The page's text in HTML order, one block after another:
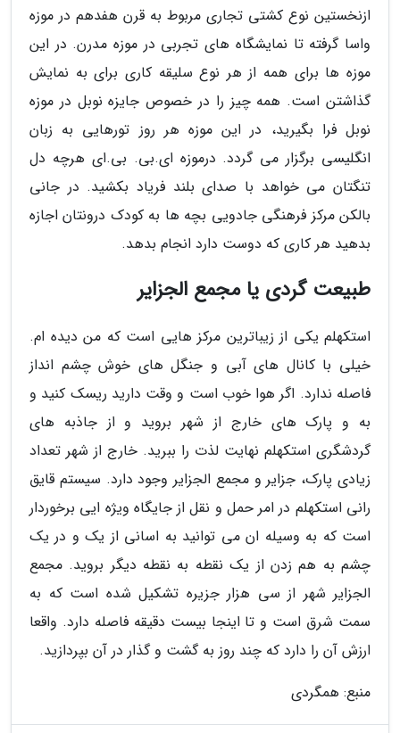
ازنخستین نوع کشتی تجاری مربوط به قرن هفدهم در موزه
واسا گرفته تا نمایشگاه های تجربی در موزه مدرن. در این
موزه ها برای همه از هر نوع سلیقه کاری برای به نمایش
گذاشتن است. همه چیز را در خصوص جایزه نوبل در موزه
نوبل فرا بگیرید، در این موزه هر روز تورهایی به زبان
انگلیسی برگزار می گردد. درموزه ای.بی. بی.ای هرچه دل
تنگتان می خواهد با صدای بلند فریاد بکشید. در جانی
بالکن مرکز فرهنگی جادویی بچه ها به کودک درونتان اجازه
بدهید هر کاری که دوست دارد انجام بدهد.
طبیعت گردی یا مجمع الجزایر
استکهلم یکی از زیباترین مرکز هایی است که من دیده ام.
خیلی با کانال های آبی و جنگل های خوش چشم انداز
فاصله ندارد. اگر هوا خوب است و وقت دارید ریسک کنید و
به و پارک های خارج از شهر بروید و از جاذبه های
گردشگری استکهلم نهایت لذت را ببرید. خارج از شهر تعداد
زیادی پارک، جزایر و مجمع الجزایر وجود دارد. سیستم قایق
رانی استکهلم در امر حمل و نقل از جایگاه ویژه ایی برخوردار
است که به وسیله ان می توانید به اسانی از یک و در یک
چشم به هم زدن از یک نقطه به نقطه دیگر بروید. مجمع
الجزایر شهر از سی هزار جزیره تشکیل شده است که به
سمت شرق است و تا اینجا بیست دقیقه فاصله دارد. واقعا
ارزش آن را دارد که چند روز به گشت و گذار در آن بپردازید.
منبع: همگردی